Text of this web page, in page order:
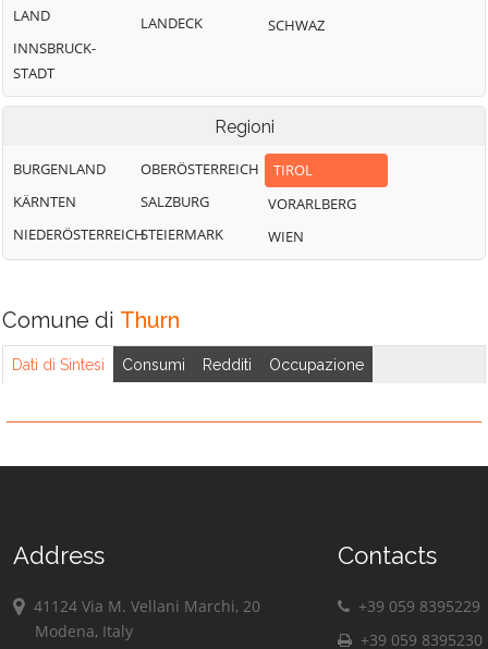
LAND
INNSBRUCK-
STADT
LANDECK
SCHWAZ
Regioni
BURGENLAND
KÄRNTEN
NIEDERÖSTERREICH
OBERÖSTERREICH
SALZBURG
STEIERMARK
TIROL
VORARLBERG
WIEN
Comune di Thurn
Dati di Sintesi Consumi Redditi Occupazione
Address
41124 Via M. Vellani Marchi, 20
Modena, Italy
Contacts
+39 059 8395229
+39 059 8395230